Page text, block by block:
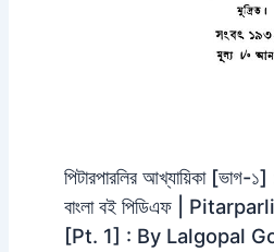
পিটারপারলির আখ্যায়িকা [ভাগ-
বাংলা বই পিডিএফ |
[Pt. 1] : By Lalgopal